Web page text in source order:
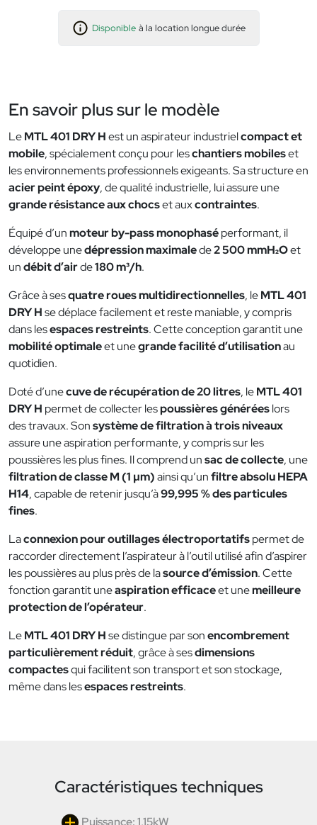
Disponible à la location longue durée
En savoir plus sur le modèle
LeMTL 401 DRY Hest un aspirateur industrielcompact et
mobile, spécialement conçu pour leschantiers mobileset
les environnements professionnels exigeants. Sa structure en
acier peint époxy, de qualité industrielle, lui assure une
grande résistance aux chocset auxcontraintes.
Équipé d’unmoteur by-pass monophaséperformant, il
développe unedépression maximalede2 500 mmH₂Oet
undébit d’airde180 m³/h.
Grâce à sesquatre roues multidirectionnelles, leMTL 401
DRY Hse déplace facilement et reste maniable, y compris
dans lesespaces restreints. Cette conception garantit une
mobilité optimaleet unegrande facilité d’utilisationau
quotidien.
Doté d’unecuve de récupération de 20 litres, leMTL 401
DRY H permet de collecter lespoussières généréeslors
des travaux. Sonsystème de filtration à trois niveaux
assure une aspiration performante, y compris sur les
poussières les plus fines. Il comprend unsac de collecte, une
filtration de classe M (1 µm)ainsi qu’unfiltre absolu HEPA
H14, capable de retenir jusqu’à99,995 % des particules
fines.
Laconnexion pour outillages électroportatifspermet de
raccorder directement l’aspirateur à l’outil utilisé afin d’aspirer
les poussières au plus près de lasource d’émission. Cette
fonction garantit uneaspiration efficaceet unemeilleure
protection de l’opérateur.
LeMTL 401 DRY Hse distingue par sonencombrement
particulièrement réduit, grâce à sesdimensions
compactesqui facilitent son transport et son stockage,
même dans lesespaces restreints.
Caractéristiques techniques
Puissance: 1,15kW